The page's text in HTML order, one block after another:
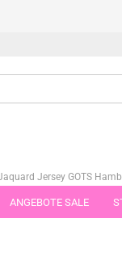
ANGEBOTE SALE
Jersey GOTS